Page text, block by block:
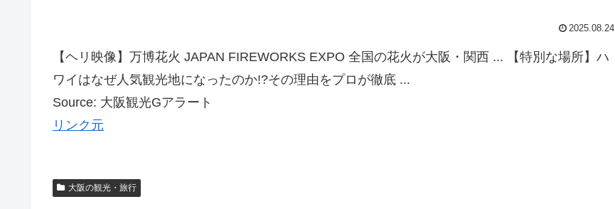
2025.08.24
【ヘリ映像】万博花火 JAPAN FIREWORKS EXPO 全国の花火が大阪・関西 ... 【特別な場所】ハ
ワイはなぜ人気観光地になったのか!?その理由をプロが徹底 ...
Source: 大阪観光Gアラート
リンク元
大阪の観光・旅行